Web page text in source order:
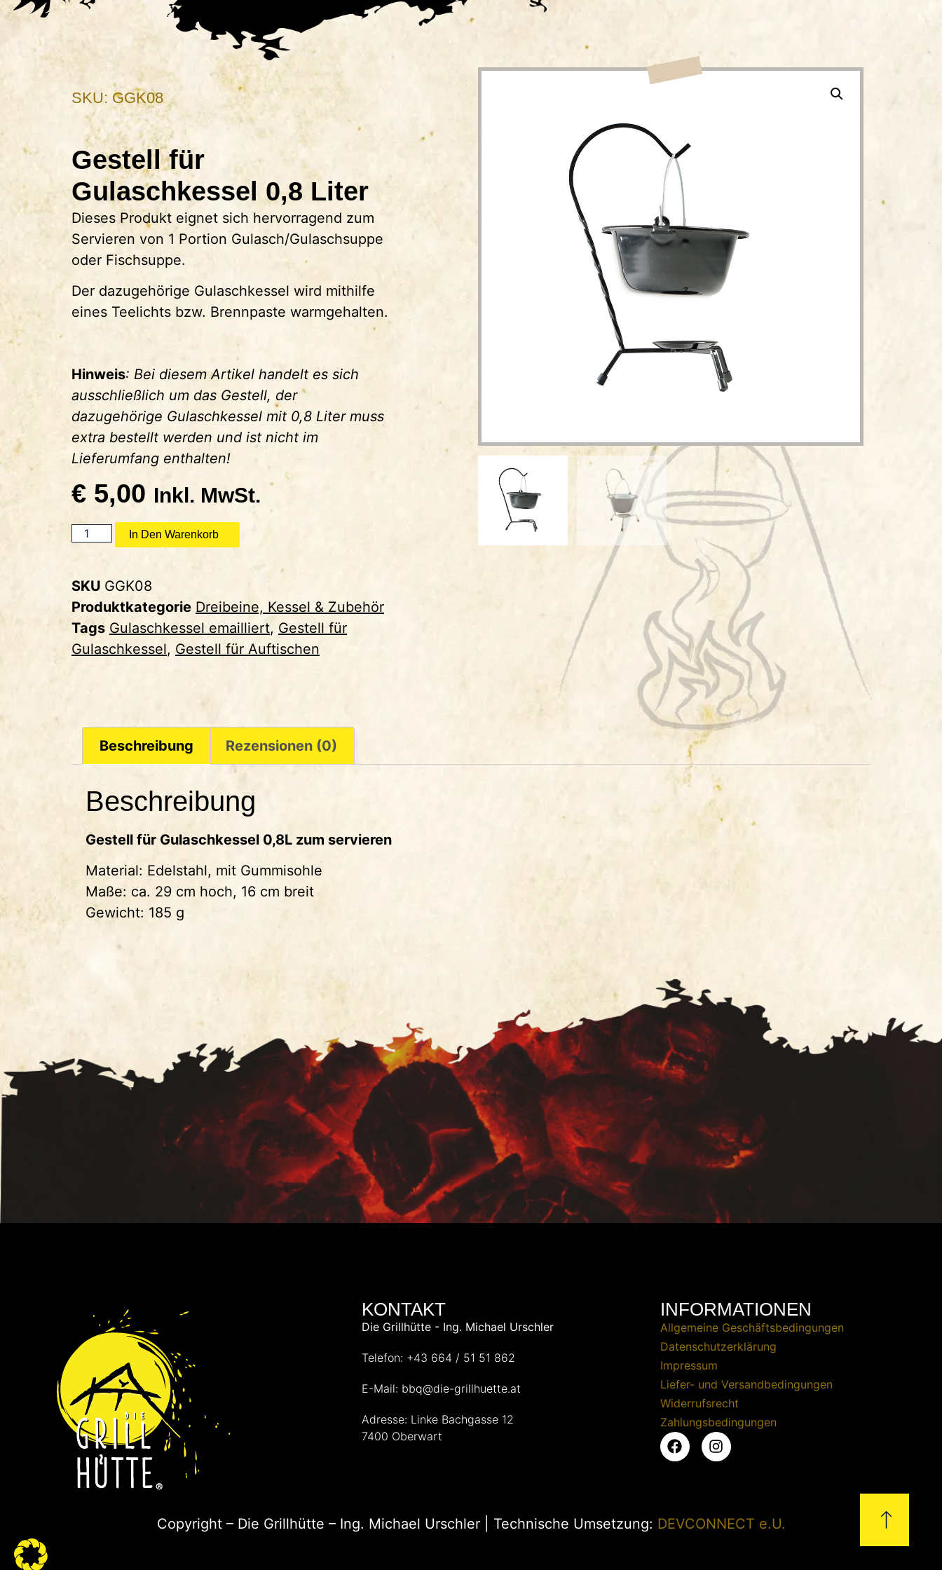
SKU: GGK08
Gestell für
Gulaschkessel 0,8 Liter
Dieses Produkt eignet sich hervorragend zum
Servieren von 1 Portion Gulasch/Gulaschsuppe
oder Fischsuppe.
Der dazugehörige Gulaschkessel wird mithilfe
eines Teelichts bzw. Brennpaste warmgehalten.
Hinweis: Bei diesem Artikel handelt es sich
ausschließlich um das Gestell, der
dazugehörige Gulaschkessel mit 0,8 Liter muss
extra bestellt werden und ist nicht im
Lieferumfang enthalten!
€ 5,00 Inkl. MwSt.
In Den Warenkorb
SKU GGK08
Produktkategorie Dreibeine, Kessel & Zubehör
Tags Gulaschkessel emailliert, Gestell für
Gulaschkessel, Gestell für Auftischen
Beschreibung Rezensionen (0)
Beschreibung
Gestell für Gulaschkessel 0,8L zum servieren
Material: Edelstahl, mit Gummisohle
Maße: ca. 29 cm hoch, 16 cm breit
Gewicht: 185 g
KONTAKT
Die Grillhütte - Ing. Michael Urschler
Telefon: +43 664 / 51 51 862
E-Mail: bbq@die-grillhuette.at
Adresse: Linke Bachgasse 12
7400 Oberwart
INFORMATIONEN
Allgemeine Geschäftsbedingungen
Datenschutzerklärung
Impressum
Liefer- und Versandbedingungen
Widerrufsrecht
Zahlungsbedingungen
Copyright – Die Grillhütte – Ing. Michael Urschler | Technische Umsetzung: DEVCONNECT e.U.